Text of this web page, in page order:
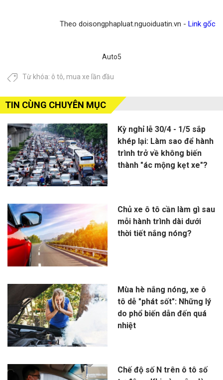
Theo doisongphapluat.nguoiduatin.vn - Link gốc
Auto5
Từ khóa: ô tô, mua xe lần đầu
TIN CÙNG CHUYÊN MỤC
Kỳ nghỉ lễ 30/4 - 1/5 sắp
khép lại: Làm sao để hành
trình trở về không biến
thành "ác mộng kẹt xe"?
Chủ xe ô tô cần làm gì sau
mỗi hành trình dài dưới
thời tiết nắng nóng?
Mùa hè nắng nóng, xe ô
tô dễ "phát sốt": Những lý
do phổ biến dẫn đến quá
nhiệt
Chế độ số N trên ô tô số